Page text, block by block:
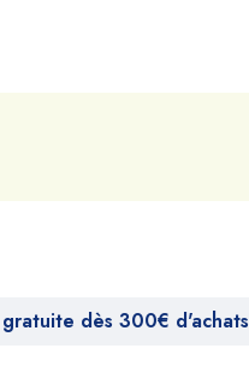
dès 300€ d'achats